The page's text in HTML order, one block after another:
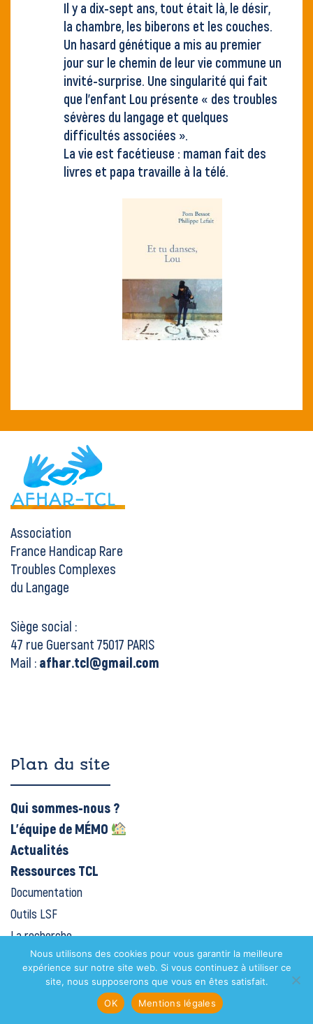
Il y a dix-sept ans, tout était là, le désir,
la chambre, les biberons et les couches.
Un hasard génétique a mis au premier
jour sur le chemin de leur vie commune un
invité-surprise. Une singularité qui fait
que l’enfant Lou présente « des troubles
sévères du langage et quelques
difficultés associées ».
La vie est facétieuse : maman fait des
livres et papa travaille à la télé.
Association
France Handicap Rare
Troubles Complexes
du Langage
Siège social :
47 rue Guersant 75017 PARIS
Mail : afhar.tcl@gmail.com
Plan du site
Qui sommes-nous ?
L’équipe de MÉMO
Actualités
Ressources TCL
Documentation
Outils LSF
La recherche
Vidéos/podcasts
Témoignages
Nous utilisons des cookies pour vous garantir la meilleure
expérience sur notre site web. Si vous continuez à utiliser ce
site, nous supposerons que vous en êtes satisfait.
OK
Mentions légales